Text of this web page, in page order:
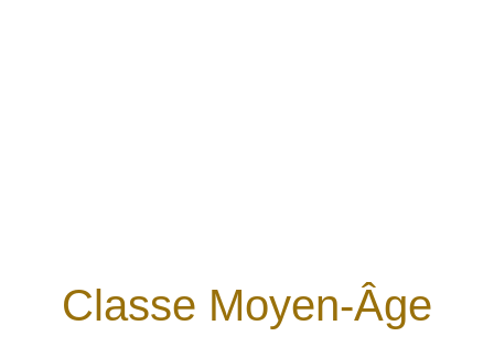
Classe Moyen-Âge